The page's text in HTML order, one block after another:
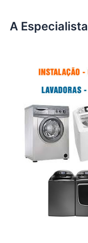
A Especialista